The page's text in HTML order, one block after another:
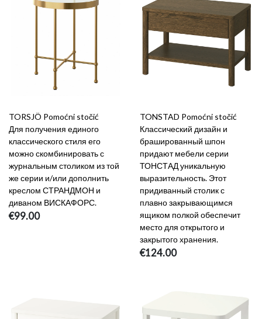
TORSJÖ Pomoćni stočić
Для получения единого
классического стиля его
можно скомбинировать с
журнальным столиком из той
же серии и/или дополнить
креслом СТРАНДМОН и
диваном ВИСКАФОРС.
€99.00
TONSTAD Pomoćni stočić
Классический дизайн и
брашированный шпон
придают мебели серии
ТОНСТАД уникальную
выразительность. Этот
придиванный столик с
плавно закрывающимся
ящиком полкой обеспечит
место для открытого и
закрытого хранения.
€124.00